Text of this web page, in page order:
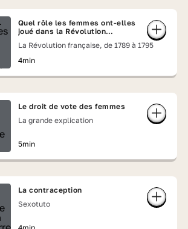
Quel rôle les femmes ont-elles
joué dans la Révolution
La Révolution française, de 1789 à 1795
4min
Le droit de vote des femmes
La grande explication
5min
La contraception
Sexotuto